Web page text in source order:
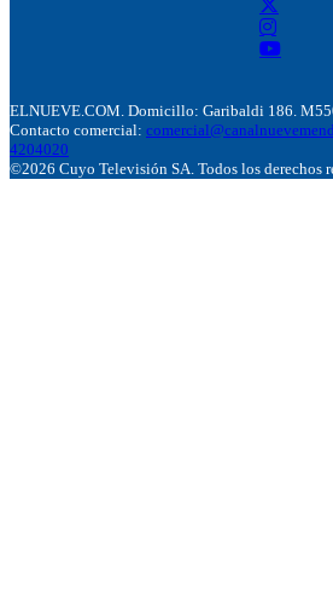
ELNUEVE.COM. Domicillo: Garibaldi 186.
Contacto comercial:
4204020
©2026 Cuyo Televisión SA. Todos los derechos